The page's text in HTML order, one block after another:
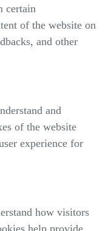
certain
of the website on
and other
and
of the website
experience for
how visitors
help provide